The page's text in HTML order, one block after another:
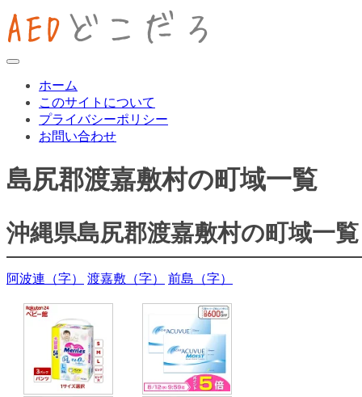
ホーム
このサイトについて
プライバシーポリシー
お問い合わせ
島尻郡渡嘉敷村の町域一覧
沖縄県島尻郡渡嘉敷村の町域一覧
阿波連（字） 渡嘉敷（字） 前島（字）